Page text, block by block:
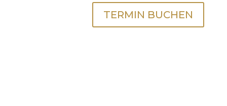
TERMIN BUCHEN